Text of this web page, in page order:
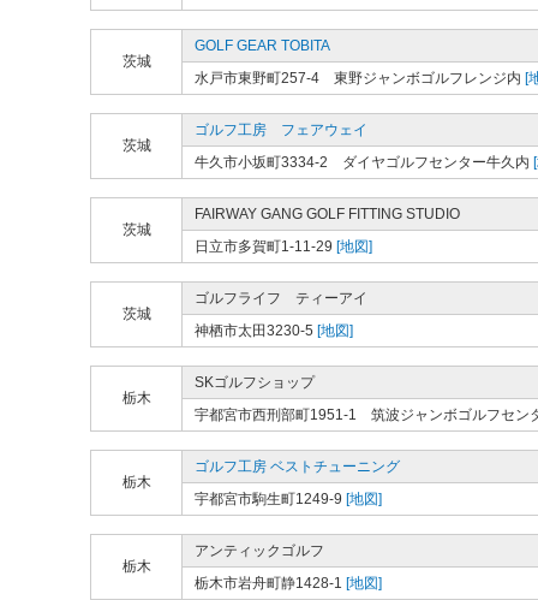
茨城
GOLF GEAR TOBITA
水戸市東野町257-4 東野ジャンボゴルフレンジ内 [
茨城
ゴルフ工房 フェアウェイ
牛久市小坂町3334-2 ダイヤゴルフセンター牛久内
茨城
FAIRWAY GANG GOLF FITTING STUDIO
日立市多賀町1-11-29 [地図]
茨城
ゴルフライフ ティーアイ
神栖市太田3230-5 [地図]
栃木
SKゴルフショップ
宇都宮市西刑部町1951-1 筑波ジャンボゴルフセン
栃木
ゴルフ工房 ベストチューニング
宇都宮市駒生町1249-9 [地図]
栃木
アンティックゴルフ
栃木市岩舟町静1428-1 [地図]